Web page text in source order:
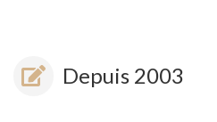
Depuis 2003